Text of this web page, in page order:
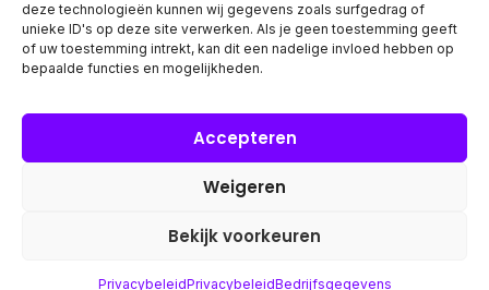
deze technologieën kunnen wij gegevens zoals surfgedrag of
unieke ID's op deze site verwerken. Als je geen toestemming geeft
of uw toestemming intrekt, kan dit een nadelige invloed hebben op
bepaalde functies en mogelijkheden.
Accepteren
Weigeren
Bekijk voorkeuren
PrivacybeleidPrivacybeleidBedrijfsgegevens
Bedrijf? vraag een account aan voor speciale prijzen!
groothandel account, dan worden automatisch alle prijzen